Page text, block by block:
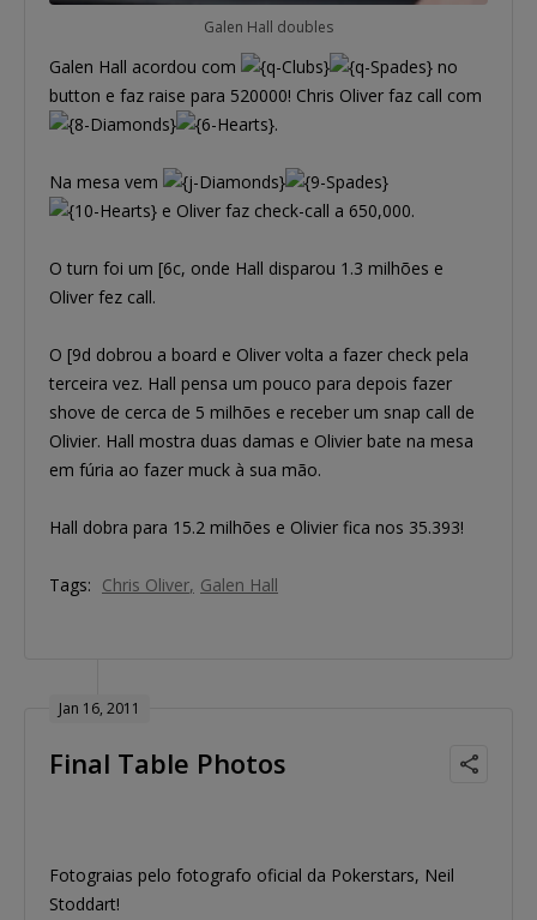
Galen Hall doubles
Galen Hall acordou com
no
button e faz raise para 520000! Chris Oliver faz call com
.
Na mesa vem
e Oliver faz check-call a 650,000.
O turn foi um [6c, onde Hall disparou 1.3 milhões e
Oliver fez call.
O [9d dobrou a board e Oliver volta a fazer check pela
terceira vez. Hall pensa um pouco para depois fazer
shove de cerca de 5 milhões e receber um snap call de
Olivier. Hall mostra duas damas e Olivier bate na mesa
em fúria ao fazer muck à sua mão.
Hall dobra para 15.2 milhões e Olivier fica nos 35.393!
Tags: Chris Oliver Galen Hall
Jan 16, 2011
Final Table Photos
Fotograias pelo fotografo oficial da Pokerstars, Neil
Stoddart!